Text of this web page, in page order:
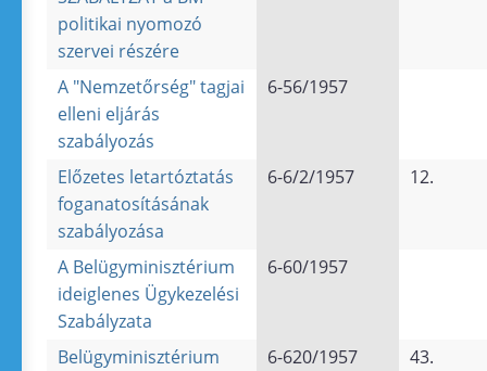
politikai nyomozó
szervei részére
A "Nemzetőrség" tagjai
elleni eljárás
szabályozás
6-56/1957
Előzetes letartóztatás
foganatosításának
szabályozása
6-6/2/1957 12.
A Belügyminisztérium
ideiglenes Ügykezelési
Szabályzata
6-60/1957
Belügyminisztérium
6-620/1957 43.